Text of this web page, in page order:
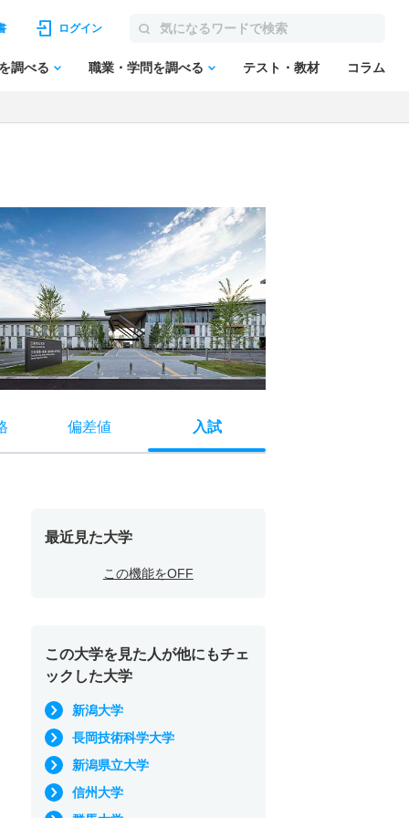
ログイン
調べる 職業・学問を調べる テスト・教材 コラム
偏差値 入試
最近見た大学
この機能をOFF
この大学を見た人が他にもチェ
ックした大学
新潟大学
長岡技術科学大学
新潟県立大学
信州大学